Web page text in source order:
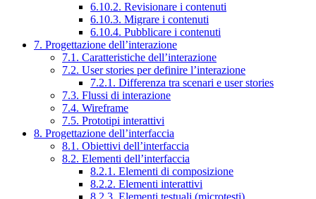
6.10.2. Revisionare i contenuti
6.10.3. Migrare i contenuti
6.10.4. Pubblicare i contenuti
7. Progettazione dell’interazione
7.1. Caratteristiche dell’interazione
7.2. User stories per definire l’interazione
7.2.1. Differenza tra scenari e user stories
7.3. Flussi di interazione
7.4. Wireframe
7.5. Prototipi interattivi
8. Progettazione dell’interfaccia
8.1. Obiettivi dell’interfaccia
8.2. Elementi dell’interfaccia
8.2.1. Elementi di composizione
8.2.2. Elementi interattivi
8.2.3. Elementi testuali (microtesti)